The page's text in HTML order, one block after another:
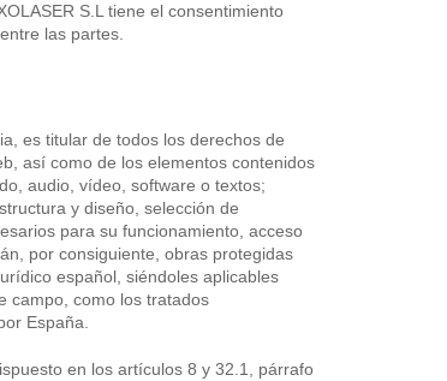
S.L tiene el consentimiento
las partes.
es titular de todos los derechos de
así como de los elementos contenidos
audio, vídeo, software o textos;
y diseño, selección de
para su funcionamiento, acceso
por consiguiente, obras protegidas
español, siéndoles aplicables
campo, como los tratados
España.
en los artículos 8 y 32.1, párrafo